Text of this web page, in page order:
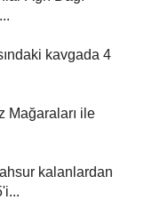
kavgada 4
Mağaraları ile
kalanlardan